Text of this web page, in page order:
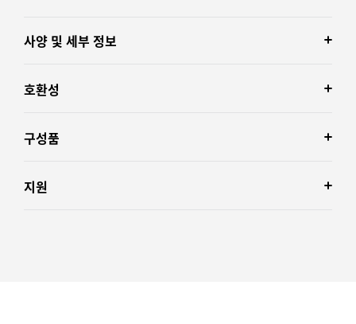
사양 및 세부 정보
호환성
구성품
지원